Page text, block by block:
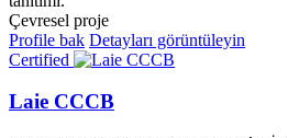
Çevresel proje
Profile bak Detayları görüntüleyin
Certified
Laie CCCB